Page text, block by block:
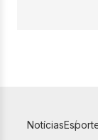
Notícias